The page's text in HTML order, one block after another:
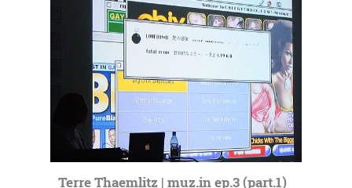
Terre Thaemlitz | muz.in ep.3 (part.1)